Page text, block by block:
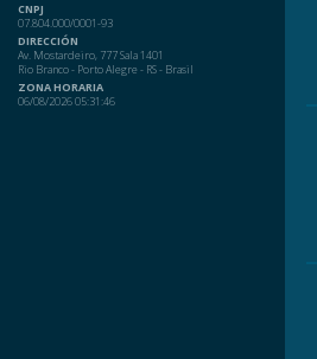
CNPJ
07.804.000/0001-93
DIRECCIÓN
Av. Mostardeiro, 777 Sala 1401
Rio Branco - Porto Alegre - RS - Brasil
ZONA HORARIA
06/08/2026 05:31:46